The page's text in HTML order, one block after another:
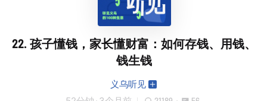
22. 孩子懂钱，家长懂财富：如何存钱、用钱、
钱生钱
义乌听见